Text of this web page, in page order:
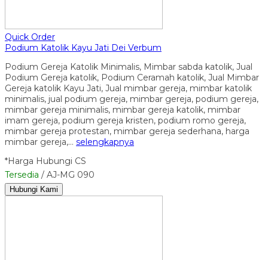
Quick Order
Podium Katolik Kayu Jati Dei Verbum
Podium Gereja Katolik Minimalis, Mimbar sabda katolik, Jual
Podium Gereja katolik, Podium Ceramah katolik, Jual Mimbar
Gereja katolik Kayu Jati, Jual mimbar gereja, mimbar katolik
minimalis, jual podium gereja, mimbar gereja, podium gereja,
mimbar gereja minimalis, mimbar gereja katolik, mimbar
imam gereja, podium gereja kristen, podium romo gereja,
mimbar gereja protestan, mimbar gereja sederhana, harga
mimbar gereja,… selengkapnya
*Harga Hubungi CS
Tersedia / AJ-MG 090
Hubungi Kami